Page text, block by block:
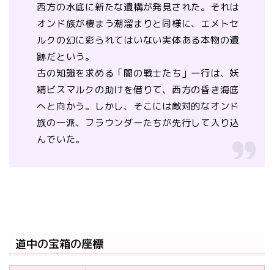
西方の水底に新たな遺構が発見された。それは
オンド族が棲まう潮溜まりと同様に、エメトセ
ルクの幻に彩られてはいない実体ある本物の遺
跡だという。
古の知識を求める「闇の戦士たち」一行は、妖
精ビスマルクの助けを借りて、西方の昏き海底
へと向かう。しかし、そこには敵対的なオンド
族の一派、フラウンダーたちが先行して入り込
んでいた。
道中の宝箱の座標